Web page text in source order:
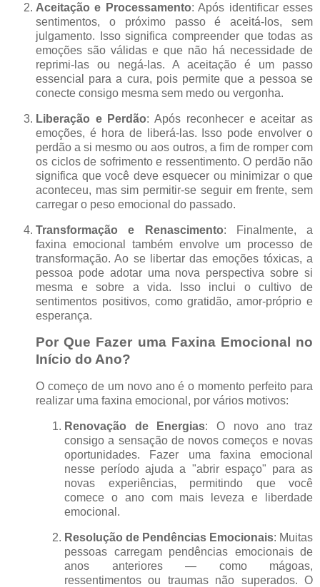
Aceitação e Processamento: Após identificar esses
sentimentos, o próximo passo é aceitá-los, sem
julgamento. Isso significa compreender que todas as
emoções são válidas e que não há necessidade de
reprimi-las ou negá-las. A aceitação é um passo
essencial para a cura, pois permite que a pessoa se
conecte consigo mesma sem medo ou vergonha.
Liberação e Perdão: Após reconhecer e aceitar as
emoções, é hora de liberá-las. Isso pode envolver o
perdão a si mesmo ou aos outros, a fim de romper com
os ciclos de sofrimento e ressentimento. O perdão não
significa que você deve esquecer ou minimizar o que
aconteceu, mas sim permitir-se seguir em frente, sem
carregar o peso emocional do passado.
Transformação e Renascimento: Finalmente, a
faxina emocional também envolve um processo de
transformação. Ao se libertar das emoções tóxicas, a
pessoa pode adotar uma nova perspectiva sobre si
mesma e sobre a vida. Isso inclui o cultivo de
sentimentos positivos, como gratidão, amor-próprio e
esperança.
Por Que Fazer uma Faxina Emocional no
Início do Ano?
O começo de um novo ano é o momento perfeito para
realizar uma faxina emocional, por vários motivos:
Renovação de Energias: O novo ano traz
consigo a sensação de novos começos e novas
oportunidades. Fazer uma faxina emocional
nesse período ajuda a "abrir espaço" para as
novas experiências, permitindo que você
comece o ano com mais leveza e liberdade
emocional.
Resolução de Pendências Emocionais: Muitas
pessoas carregam pendências emocionais de
anos anteriores — como mágoas,
ressentimentos ou traumas não superados. O